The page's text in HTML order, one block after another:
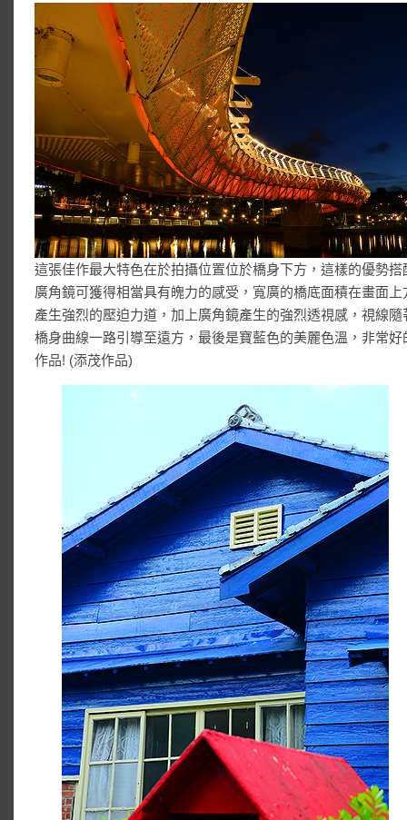
這張佳作最大特色在於拍攝位置位於橋身下方，這樣的優勢搭
廣角鏡可獲得相當具有魄力的感受，寬廣的橋底面積在畫面上
產生強烈的壓迫力道，加上廣角鏡產生的強烈透視感，視線隨
橋身曲線一路引導至遠方，最後是寶藍色的美麗色溫，非常好
作品! (添茂作品)